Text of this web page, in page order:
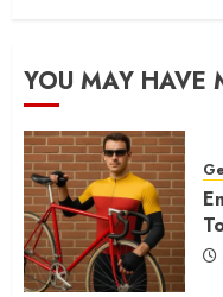
YOU MAY HAVE